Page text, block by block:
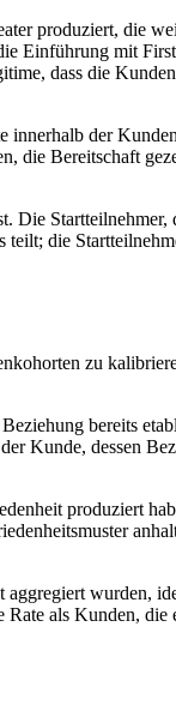
produziert, die
Einführung mit
dass die
der
die Bereitschaft
Die
die
zu
bereits
Kunde, dessen
produziert
wurden,
als Kunden,